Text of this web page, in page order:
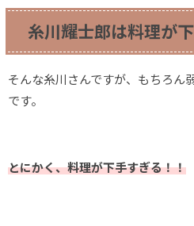
糸川耀士郎は料理が
そんな糸川さんですが、もちろん
です。
とにかく、料理が下手すぎる！！